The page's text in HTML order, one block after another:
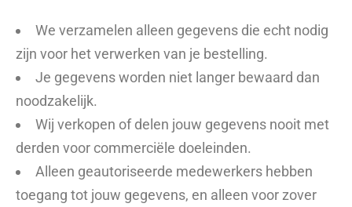
We verzamelen alleen gegevens die echt nodig
zijn voor het verwerken van je bestelling.
Je gegevens worden niet langer bewaard dan
noodzakelijk.
Wij verkopen of delen jouw gegevens nooit met
derden voor commerciële doeleinden.
Alleen geautoriseerde medewerkers hebben
toegang tot jouw gegevens, en alleen voor zover